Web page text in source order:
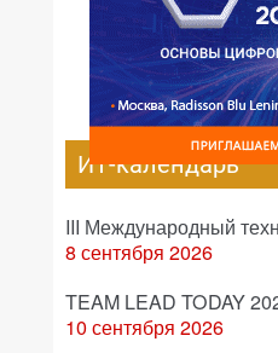
ИТ-календарь
III Международный
8 сентября 2026
TEAM LEAD TODAY
10 сентября 2026